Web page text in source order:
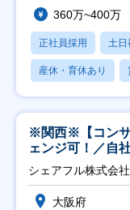
360万~400万
正社員採用 土日
産休・育休あり
※関西※【コンサ
ェンジ可！／自
シェアフル株式会社
大阪府